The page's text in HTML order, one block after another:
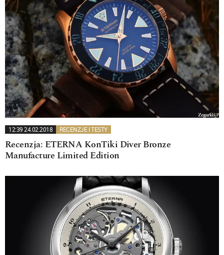
12:39 24.02.2018 RECENZJE I TESTY
Recenzja: ETERNA KonTiki Diver Bronze
Manufacture Limited Edition